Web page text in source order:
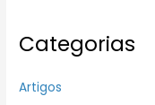
Categorias
Artigos